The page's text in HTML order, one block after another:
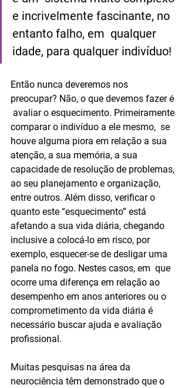
e incrivelmente fascinante, no
entanto falho, em  qualquer
idade, para qualquer indivíduo!
Então nunca deveremos nos
preocupar? Não, o que devemos fazer é
avaliar o esquecimento. Primeiramente
comparar o indivíduo a ele mesmo,  se
houve alguma piora em relação a sua
atenção, a sua memória, a sua
capacidade de resolução de problemas,
ao seu planejamento e organização,
entre outros. Além disso, verificar o
quanto este “esquecimento” está
afetando a sua vida diária, chegando
inclusive a colocá-lo em risco, por
exemplo, esquecer-se de desligar uma
panela no fogo. Nestes casos, em  que
ocorre uma diferença em relação ao
desempenho em anos anteriores ou o
comprometimento da vida diária é
necessário buscar ajuda e avaliação
profissional.
Muitas pesquisas na área da
neurociência têm demonstrado que o